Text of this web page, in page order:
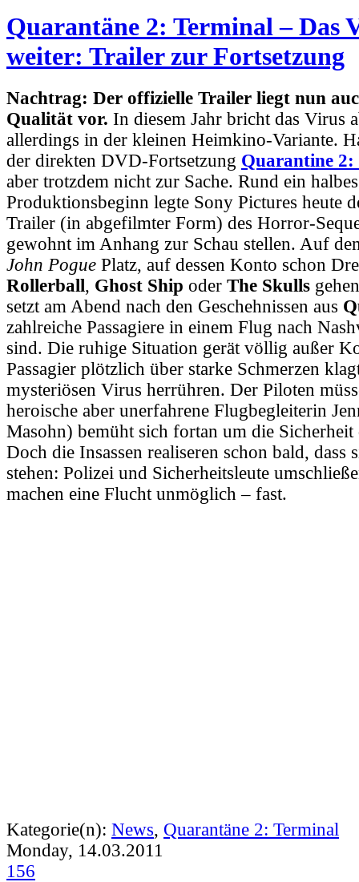
Quarantäne 2: Terminal – Das
weiter: Trailer zur Fortsetzung
Nachtrag: Der offizielle Trailer liegt nun
Qualität vor. In diesem Jahr bricht das Virus
allerdings in der kleinen Heimkino-Variante.
der direkten DVD-Fortsetzung Quarantine 2:
aber trotzdem nicht zur Sache. Rund ein
Produktionsbeginn legte Sony Pictures heute
Trailer (in abgefilmter Form) des Horror-
gewohnt im Anhang zur Schau stellen. Auf
John Pogue Platz, auf dessen Konto schon
Rollerball, Ghost Ship oder The Skulls
setzt am Abend nach den Geschehnissen aus
zahlreiche Passagiere in einem Flug nach
sind. Die ruhige Situation gerät völlig außer
Passagier plötzlich über starke Schmerzen
mysteriösen Virus herrühren. Der Piloten
heroische aber unerfahrene Flugbegleiterin
Masohn) bemüht sich fortan um die Sicherheit
Doch die Insassen realiseren schon bald, dass
stehen: Polizei und Sicherheitsleute
machen eine Flucht unmöglich – fast.
Kategorie(n): News, Quarantäne 2: Terminal
Monday, 14.03.2011
156